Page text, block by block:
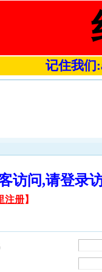
记住我们
访问,请登
注册】